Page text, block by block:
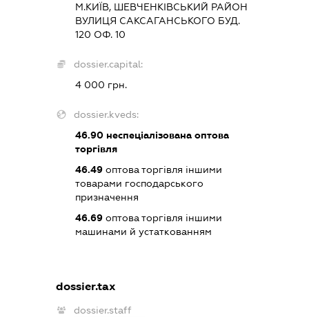
М.КИЇВ, ШЕВЧЕНКІВСЬКИЙ РАЙОН
ВУЛИЦЯ САКСАГАНСЬКОГО БУД.
120 ОФ. 10
dossier.capital:
4 000 грн.
dossier.kveds:
46.90 неспеціалізована оптова
торгівля
46.49 оптова торгівля іншими
товарами господарського
призначення
46.69 оптова торгівля іншими
машинами й устаткованням
dossier.tax
dossier.staff